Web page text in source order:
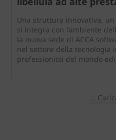
Una struttura innovativa,
si integra con l’ambiente
la nuova sede di ACCA
nel settore della tecnologia
professionisti del mondo
...